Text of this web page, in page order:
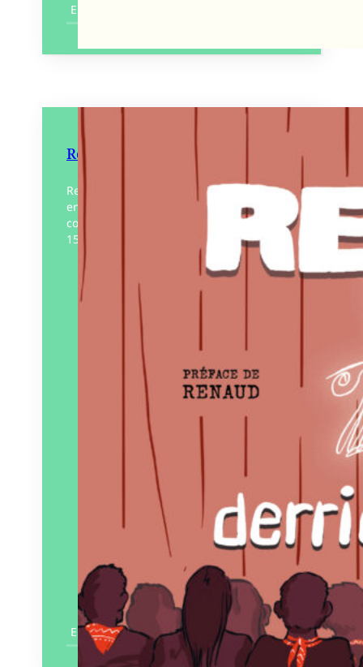
En savoir plus
Renaud derrière le rideau
Renaud, qui fête ses 50 ans de carrière
en 2025, a réalisé sa tournée « Dans mes
cordes » entre 2023 et 2024, avec près de
150 concerts…
Éditeur :
Rouquemoute
En savoir plus